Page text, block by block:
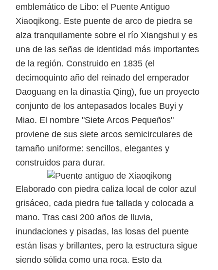
emblemático de Libo: el Puente Antiguo
Xiaoqikong. Este puente de arco de piedra se
alza tranquilamente sobre el río Xiangshui y es
una de las señas de identidad más importantes
de la región. Construido en 1835 (el
decimoquinto año del reinado del emperador
Daoguang en la dinastía Qing), fue un proyecto
conjunto de los antepasados ​​locales Buyi y
Miao. El nombre "Siete Arcos Pequeños"
proviene de sus siete arcos semicirculares de
tamaño uniforme: sencillos, elegantes y
construidos para durar.
Elaborado con piedra caliza local de color azul
grisáceo, cada piedra fue tallada y colocada a
mano. Tras casi 200 años de lluvia,
inundaciones y pisadas, las losas del puente
están lisas y brillantes, pero la estructura sigue
siendo sólida como una roca. Esto da